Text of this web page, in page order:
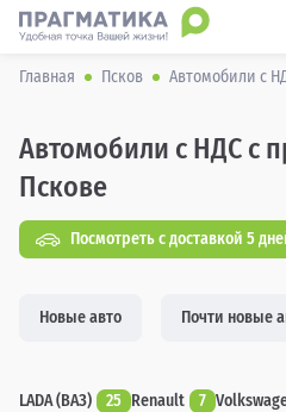
Главная Псков Автомобили с
Автомобили с НДС с
Пскове
Посмотреть с доставкой 5
Новые авто Почти новые
LADA (ВАЗ) 25 Renault 7